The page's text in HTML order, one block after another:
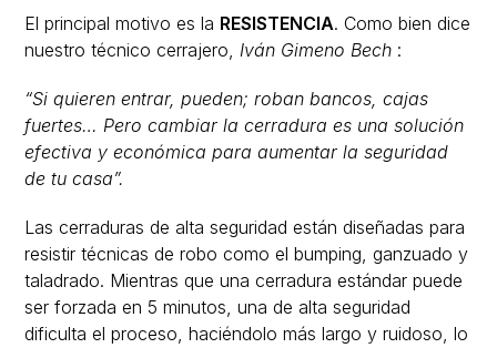
El principal motivo es la RESISTENCIA. Como bien dice
nuestro técnico cerrajero,Iván Gimeno Bech :
“Si quieren entrar, pueden; roban bancos, cajas
fuertes… Pero cambiar la cerradura es una solución
efectiva y económica para aumentar la seguridad
de tu casa”.
Las cerraduras de alta seguridad están diseñadas para
resistir técnicas de robo como el bumping, ganzuado y
taladrado. Mientras que una cerradura estándar puede
ser forzada en 5 minutos, una de alta seguridad
dificulta el proceso, haciéndolo más largo y ruidoso, lo